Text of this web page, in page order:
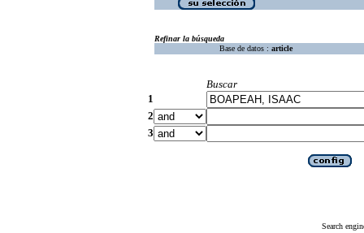
Refinar la búsqueda
Base de datos : article
Buscar
1
2
3
Search